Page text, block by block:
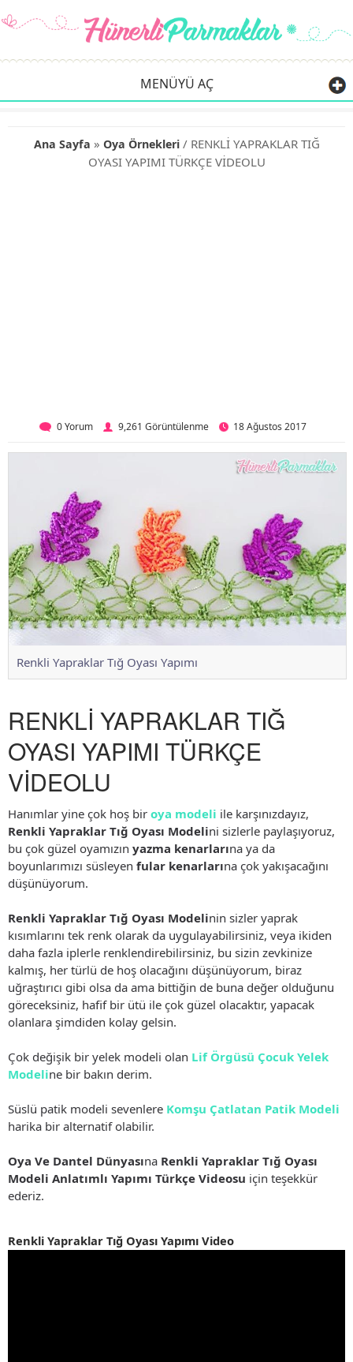
MENÜYÜ AÇ
Ana Sayfa » Oya Örnekleri/ RENKLİ YAPRAKLAR TIĞ
OYASI YAPIMI TÜRKÇE VİDEOLU
0 Yorum 9,261 Görüntülenme 18 Ağustos 2017
Renkli Yapraklar Tığ Oyası Yapımı
RENKLİ YAPRAKLAR TIĞ
OYASI YAPIMI TÜRKÇE
VİDEOLU
Hanımlar yine çok hoş bir oya modeli ile karşınızdayız,
Renkli Yapraklar Tığ Oyası Modelini sizlerle paylaşıyoruz,
bu çok güzel oyamızın yazma kenarlarına ya da
boyunlarımızı süsleyen fular kenarlarına çok yakışacağını
düşünüyorum.
Renkli Yapraklar Tığ Oyası Modelinin sizler yaprak
kısımlarını tek renk olarak da uygulayabilirsiniz, veya ikiden
daha fazla iplerle renklendirebilirsiniz, bu sizin zevkinize
kalmış, her türlü de hoş olacağını düşünüyorum, biraz
uğraştırıcı gibi olsa da ama bittiğin de buna değer olduğunu
göreceksiniz, hafif bir ütü ile çok güzel olacaktır, yapacak
olanlara şimdiden kolay gelsin.
Çok değişik bir yelek modeli olan Lif Örgüsü Çocuk Yelek
Modeline bir bakın derim.
Süslü patik modeli sevenlere Komşu Çatlatan Patik Modeli
harika bir alternatif olabilir.
Oya Ve Dantel Dünyasına Renkli Yapraklar Tığ Oyası
Modeli Anlatımlı Yapımı Türkçe Videosu için teşekkür
ederiz.
Renkli Yapraklar Tığ Oyası Yapımı Video